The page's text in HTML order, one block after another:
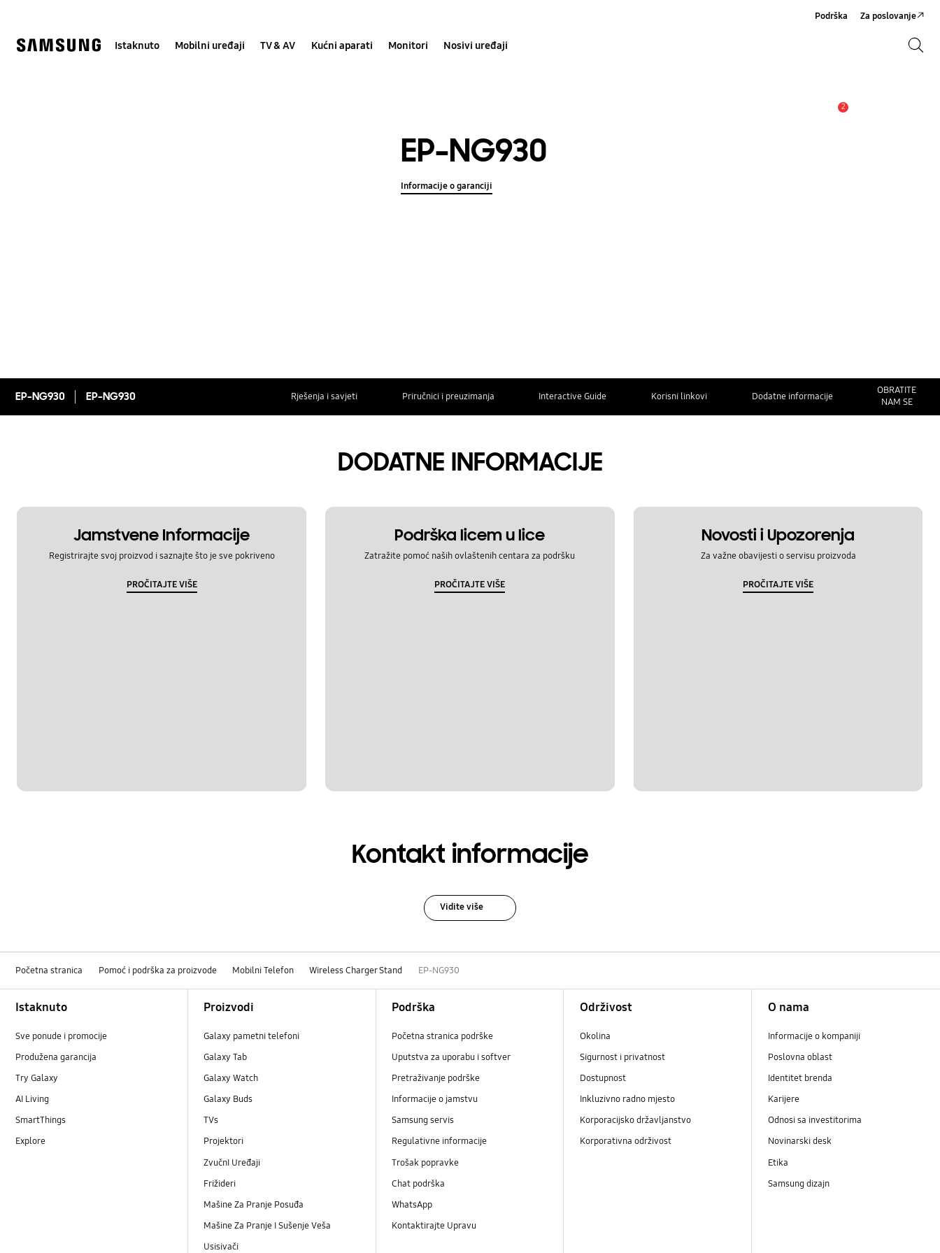
help
Istaknuto Mobilni uređaji TV & AV Kućni aparati Monitori Nosivi uređaji
Podrška Za poslovanje
2
EP-NG930
Informacije o garanciji
EP-NG930 EP-NG930 Rješenja i savjeti Priručnici i preuzimanja Interactive Guide Korisni linkovi Dodatne informacije
OBRATITE
NAM SE
DODATNE INFORMACIJE
Jamstvene Informacije
Registrirajte svoj proizvod i saznajte što je sve pokriveno
PROČITAJTE VIŠE
Podrška licem u lice
Zatražite pomoć naših ovlaštenih centara za podršku
PROČITAJTE VIŠE
Novosti i Upozorenja
Za važne obavijesti o servisu proizvoda
PROČITAJTE VIŠE
Kontakt informacije
Vidite više
Početna stranica Pomoć i podrška za proizvode Mobilni Telefon Wireless Charger Stand EP-NG930
Istaknuto
Sve ponude i promocije
Produžena garancija
Try Galaxy
AI Living
SmartThings
Explore
Proizvodi
Galaxy pametni telefoni
Galaxy Tab
Galaxy Watch
Galaxy Buds
TVs
Projektori
ZvučnI Uređaji
Frižideri
Mašine Za Pranje Posuđa
Mašine Za Pranje I Sušenje Veša
Usisivači
Podrška
Početna stranica podrške
Uputstva za uporabu i softver
Pretraživanje podrške
Informacije o jamstvu
Samsung servis
Regulativne informacije
Trošak popravke
Chat podrška
WhatsApp
Kontaktirajte Upravu
Održivost
Okolina
Sigurnost i privatnost
Dostupnost
Inkluzivno radno mjesto
Korporacijsko državljanstvo
Korporativna održivost
O nama
Informacije o kompaniji
Poslovna oblast
Identitet brenda
Karijere
Odnosi sa investitorima
Novinarski desk
Etika
Samsung dizajn